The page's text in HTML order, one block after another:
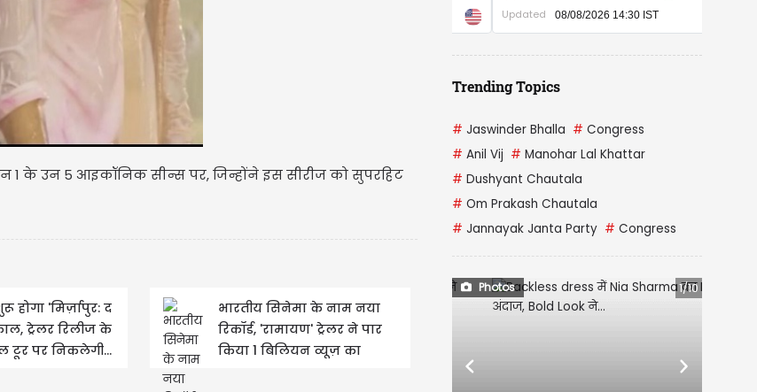
1 के उन 5 आइकॉनिक सीन्स पर, जिन्होंने इस सीरीज को सुपरहिट
होगा 'मिर्ज़ापुर: द
ट्रेलर रिलीज के
टूर पर निकलेगी...
भारतीय सिनेमा के नाम नया
रिकॉर्ड, 'रामायण' ट्रेलर ने पार
किया 1 बिलियन व्यूज़ का
Updated 08/08/2026 14:30 IST
Trending Topics
# Jaswinder Bhalla # Congress
# Anil Vij # Manohar Lal Khattar
# Dushyant Chautala
# Om Prakash Chautala
# Jannayak Janta Party # Congress
Photos 2/10
Previous Next